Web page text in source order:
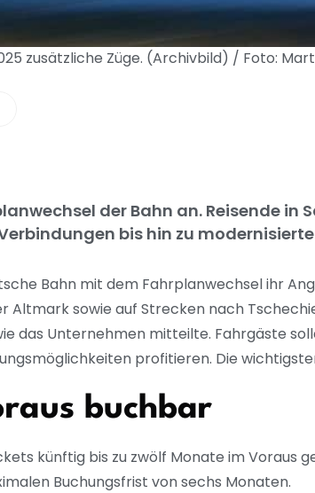
zusätzliche Züge. (Archivbild) / Foto:
der Bahn an. Reisende in
bis hin zu
Bahn mit dem Fahrplanwechsel ihr
Altmark sowie auf Strecken nach
das Unternehmen mitteilte. Fahrgäste
profitieren. Die
buchbar
künftig bis zu zwölf Monate im Voraus
Buchungsfrist von sechs Monaten.